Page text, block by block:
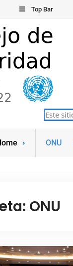
Top Bar
de
Naciones
Este sitio
Posts
ONU
ONU